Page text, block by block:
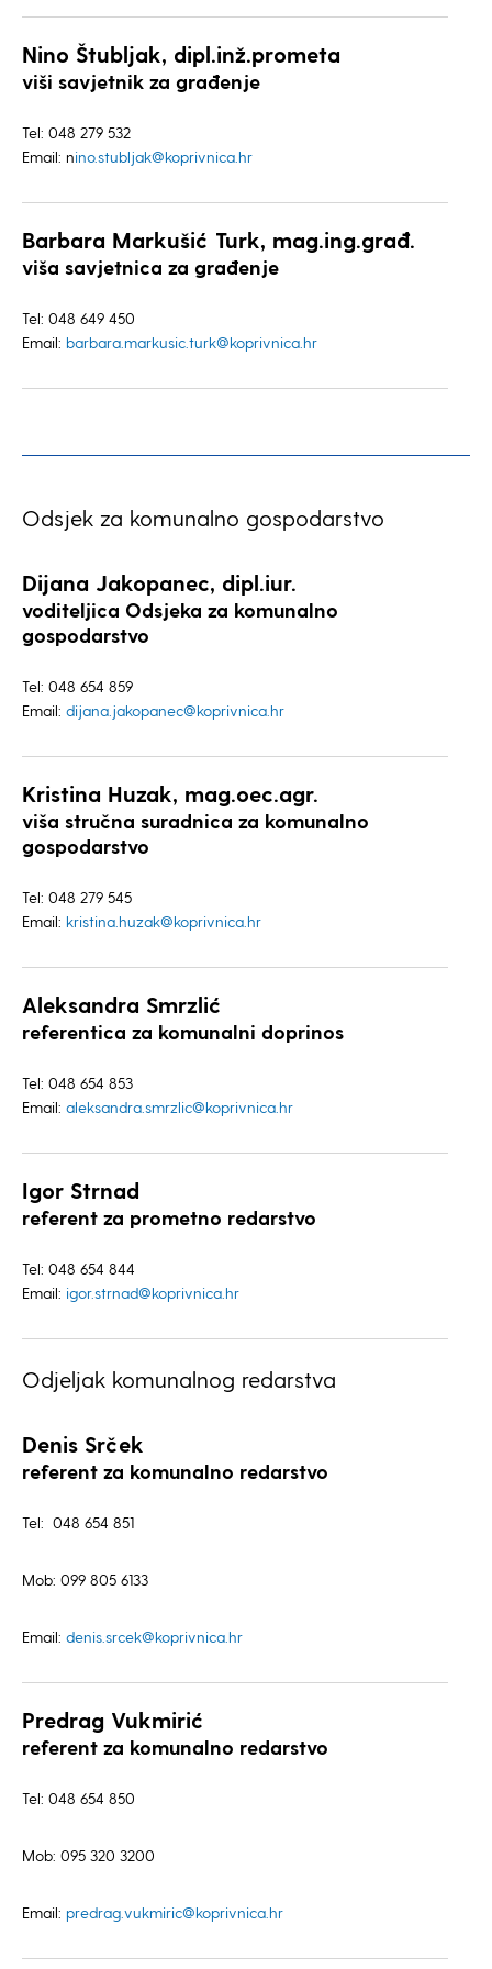
Nino Štubljak, dipl.inž.prometa
viši savjetnik za građenje
Tel: 048 279 532
Email: nino.stubljak@koprivnica.hr
Barbara Markušić Turk, mag.ing.građ.
viša savjetnica za građenje
Tel: 048 649 450
Email: barbara.markusic.turk@koprivnica.hr
Odsjek za komunalno gospodarstvo
Dijana Jakopanec, dipl.iur.
voditeljica Odsjeka za komunalno
gospodarstvo
Tel: 048 654 859
Email: dijana.jakopanec@koprivnica.hr
Kristina Huzak, mag.oec.agr.
viša stručna suradnica za komunalno
gospodarstvo
Tel: 048 279 545
Email: kristina.huzak@koprivnica.hr
Aleksandra Smrzlić
referentica za komunalni doprinos
Tel: 048 654 853
Email: aleksandra.smrzlic@koprivnica.hr
Igor Strnad
referent za prometno redarstvo
Tel: 048 654 844
Email: igor.strnad@koprivnica.hr
Odjeljak komunalnog redarstva
Denis Srček
referent za komunalno redarstvo
Tel: 048 654 851
Mob: 099 805 6133
Email: denis.srcek@koprivnica.hr
Predrag Vukmirić
referent za komunalno redarstvo
Tel: 048 654 850
Mob: 095 320 3200
Email: predrag.vukmiric@koprivnica.hr